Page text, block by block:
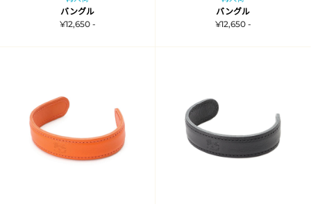
バングル
¥12,650 -
バングル
¥12,650 -